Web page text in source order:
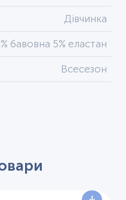
Дівчинка
бавовна 5% еластан
Всесезон